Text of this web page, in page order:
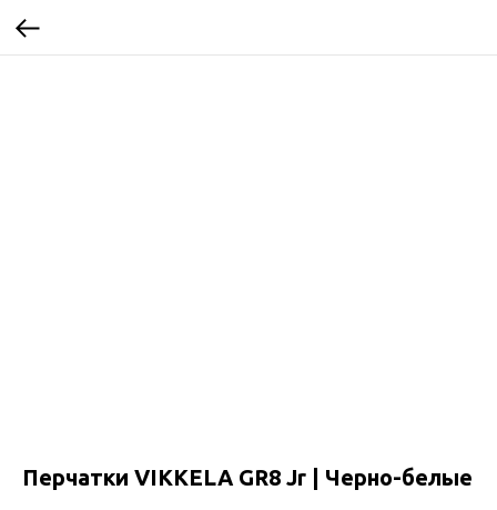
Перчатки VIKKELA GR8 Jr | Черно-белые